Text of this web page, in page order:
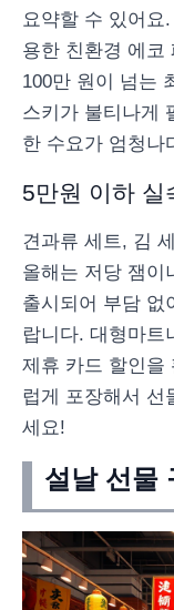
요약할 수 있어요
용한 친환경 에코
100만 원이 넘는
스키가 불티나게
한 수요가 엄청나
5만원 이하 실
견과류 세트, 김
올해는 저당 잼이
출시되어 부담 없
랍니다. 대형마트
제휴 카드 할인을
럽게 포장해서 선
세요!
설날 선물